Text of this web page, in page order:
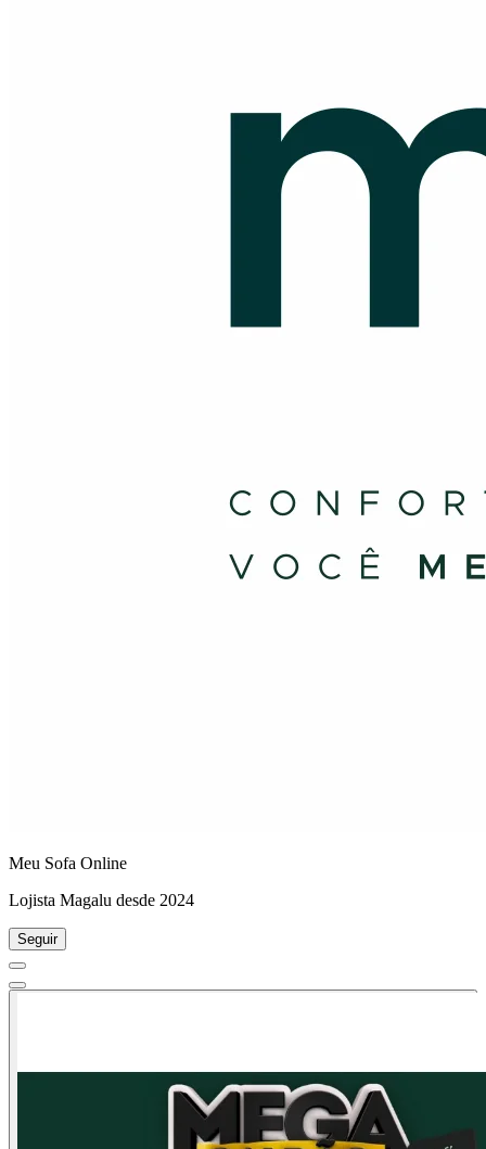
Meu Sofa Online
Lojista Magalu desde 2024
Seguir